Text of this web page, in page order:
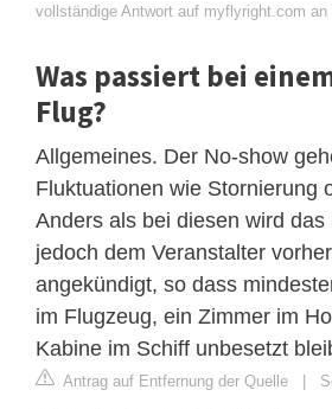
vollständige Antwort auf myflyright.com an
Was passiert bei
Flug?
Allgemeines. Der No-show
Fluktuationen wie Stornierung
Anders als bei diesen wird das
jedoch dem Veranstalter
angekündigt, so dass
im Flugzeug, ein Zimmer im
Kabine im Schiff unbesetzt
Antrag auf Entfernung der Quelle |